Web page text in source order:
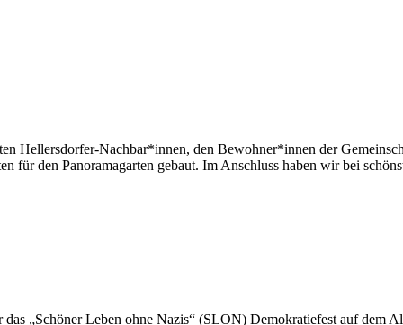
Hellersdorfer-Nachbar*innen, den Bewohner*innen der
für den Panoramagarten gebaut. Im Anschluss haben wir bei
„Schöner Leben ohne Nazis“ (SLON) Demokratiefest auf dem